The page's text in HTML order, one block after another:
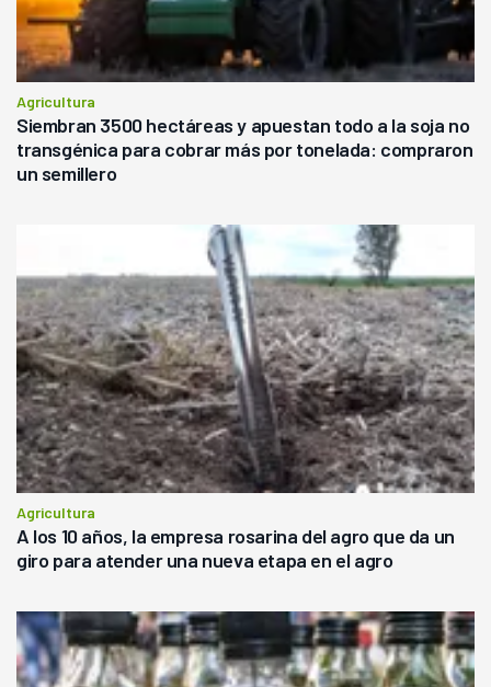
Agricultura
Siembran 3500 hectáreas y apuestan todo a la soja no
transgénica para cobrar más por tonelada: compraron
un semillero
Agricultura
A los 10 años, la empresa rosarina del agro que da un
giro para atender una nueva etapa en el agro